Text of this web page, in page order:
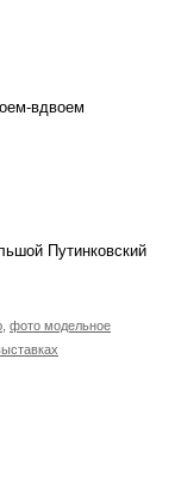
вдвоем
Путинковский
фото модельное